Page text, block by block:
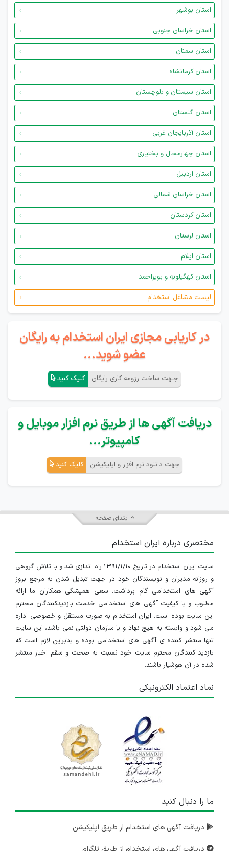
استان بوشهر
استان خراسان جنوبی
استان سمنان
استان کرمانشاه
استان سیستان و بلوچستان
استان گلستان
استان آذربایجان غربی
استان چهارمحال و بختیاری
استان اردبیل
استان خراسان شمالی
استان کردستان
استان لرستان
استان ایلام
استان کهگیلویه و بویراحمد
لیست مشاغل استخدام
در کاریابی مجازی ایران استخدام به رایگان
عضو شوید...
جـهت ساخت رزومه کاری رایگان کلیک کنید
دریافت آگهی ها از طریق نرم افزار موبایل و
کامپیوتر...
جهت دانلود نرم افزار و اپلیکیشن کلیک کنید
ابتدای صفحه
مختصری درباره ایران استخدام
سایت ایران استخدام در تاریخ ۱۳۹۱/۱/۱۰ راه اندازی شد و با تلاش گروهی
و روزانه مدیران و نویسندگان خود در جهت تبدیل شدن به مرجع بروز
آگهی های استخدامی گام برداشت. سعی همیشگی همکاران ما ارائه
مطلوب و با کیفیت آگهی های استخدامی خدمت بازدیدکنندگان محترم
این سایت بوده است. ایران استخدام به صورت مستقل و خصوصی اداره
می شود و وابسته به هیچ نهاد و یا سازمان دولتی نمی باشد، این سایت
تنها منتشر کننده ی آگهی های استخدامی بوده و بنابراین لازم است که
بازدید کنندگان محترم سایت خود نسبت به صحت و سقم اخبار منتشر
شده در آن هوشیار باشند.
نماد اعتماد الکترونیکی
ما را دنبال کنید
دریافت آگهی های استخدام از طریق اپلیکیشن